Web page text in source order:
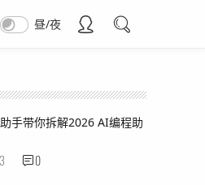
昼/夜
手带你拆解2026 AI编程助
0